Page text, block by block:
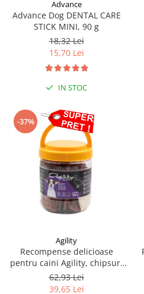
Sampoane si Balsamuri
Servetele Umede
Covorase absorbante
Curatare Ochi
Igiena Catel
Solutii Atractante si repelente
Custi transport - Pisici
Jucarii Pisici
Lese, Hamuri si Zgarzi
Paturi, perne si cosuri pentru pisici
Recompense Delicioase
Advance
Advance Dog DENTAL CARE
STICK MINI, 90 g
18,32 Lei
15,70 Lei
IN STOC
-37%
Agility
Recompense delicioase
pentru caini Agility, chipsuri
moi de rata, 500g
62,93 Lei
39,65 Lei